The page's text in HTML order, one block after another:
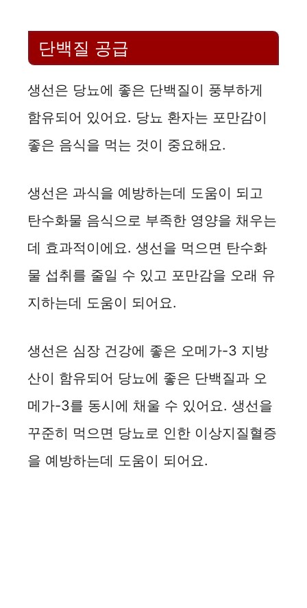
V
d
e
o
단백질 공급
생선은 당뇨에 좋은 단백질이 풍부하게
함유되어 있어요. 당뇨 환자는 포만감이
좋은 음식을 먹는 것이 중요해요.
생선은 과식을 예방하는데 도움이 되고
탄수화물 음식으로 부족한 영양을 채우는
데 효과적이에요. 생선을 먹으면 탄수화
물 섭취를 줄일 수 있고 포만감을 오래 유
지하는데 도움이 되어요.
생선은 심장 건강에 좋은 오메가-3 지방
산이 함유되어 당뇨에 좋은 단백질과 오
메가-3를 동시에 채울 수 있어요. 생선을
꾸준히 먹으면 당뇨로 인한 이상지질혈증
을 예방하는데 도움이 되어요.